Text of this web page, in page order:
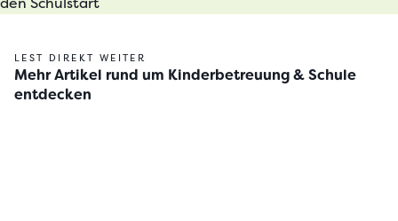
LEST DIREKT WEITER
Mehr Artikel rund um Kinderbetreuung & Schule
entdecken